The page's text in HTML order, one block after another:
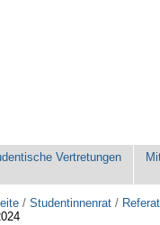
Vertretungen
/Studentinnenrat /